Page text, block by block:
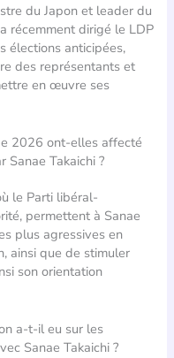
du Japon et leader du
récemment dirigé le LDP
élections anticipées,
des représentants et
en œuvre ses
2026 ont-elles affecté
Sanae Takaichi ?
le Parti libéral-
permettent à Sanae
plus agressives en
ainsi que de stimuler
son orientation
a-t-il eu sur les
Sanae Takaichi ?